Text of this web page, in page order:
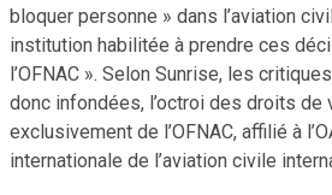
bloquer personne » dans l’aviation
institution habilitée à prendre ces
l’OFNAC ». Selon Sunrise, les
donc infondées, l’octroi des droits de
exclusivement de l’OFNAC, affilié à
internationale de l’aviation civile